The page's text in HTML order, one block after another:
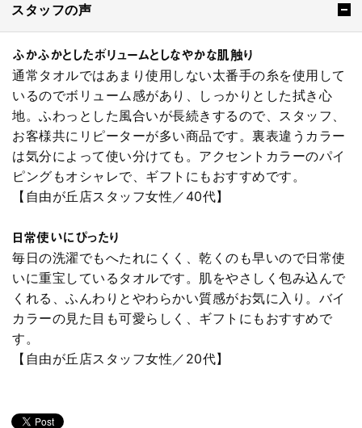
スタッフの声
ふかふかとしたボリュームとしなやかな肌触り
通常タオルではあまり使用しない太番手の糸を使用して
いるのでボリューム感があり、しっかりとした拭き心
地。ふわっとした風合いが長続きするので、スタッフ、
お客様共にリピーターが多い商品です。裏表違うカラー
は気分によって使い分けても。アクセントカラーのパイ
ピングもオシャレで、ギフトにもおすすめです。
【自由が丘店スタッフ女性／40代】
日常使いにぴったり
毎日の洗濯でもへたれにくく、乾くのも早いので日常使
いに重宝しているタオルです。肌をやさしく包み込んで
くれる、ふんわりとやわらかい質感がお気に入り。バイ
カラーの見た目も可愛らしく、ギフトにもおすすめで
す。
【自由が丘店スタッフ女性／20代】